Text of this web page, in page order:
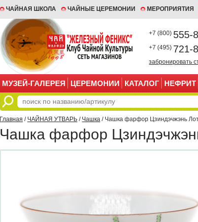
ЧАЙНАЯ ШКОЛА ЧАЙНЫЕ ЦЕРЕМОНИИ МЕРОПРИЯТИЯ
+7 (800) 555-
+7 (495) 721-
забронировать
МУЗЕЙ-ГАЛЕРЕЯ ЦЕРЕМОНИИ КАТАЛОГ НЕФРИТ
Главная / ЧАЙНАЯ УТВАРЬ / Чашка / Чашка фарфор Цзиндэчжэнь
Чашка фарфор